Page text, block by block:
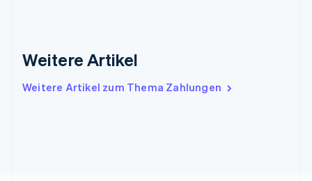
Weitere Artikel
Weitere Artikel zum Thema Zahlungen
EnglishItaliano
Lettland
English